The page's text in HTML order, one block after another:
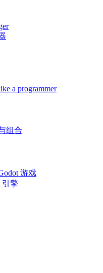
a programmer
组合
游戏
引擎